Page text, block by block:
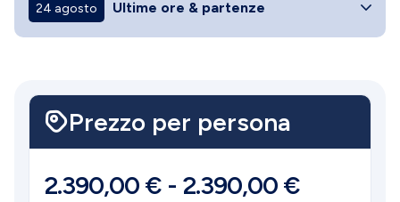
24 agosto Ultime ore & partenze
Prezzo per persona
2.390,00 € - 2.390,00 €